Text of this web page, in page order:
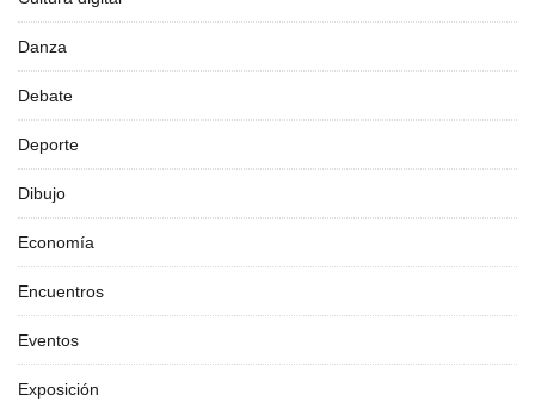
Danza
Debate
Deporte
Dibujo
Economía
Encuentros
Eventos
Exposición